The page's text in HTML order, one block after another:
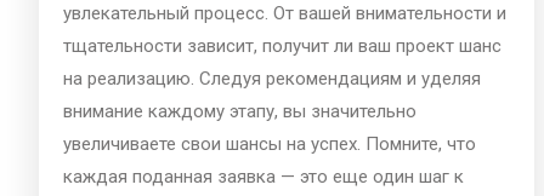
увлекательный процесс. От вашей внимательности и
тщательности зависит, получит ли ваш проект шанс
на реализацию. Следуя рекомендациям и уделяя
внимание каждому этапу, вы значительно
увеличиваете свои шансы на успех. Помните, что
каждая поданная заявка — это еще один шаг к